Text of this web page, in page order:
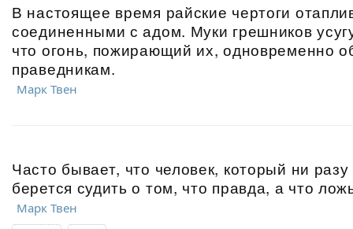
В настоящее время райские чертоги
соединенными с адом. Муки грешников
что огонь, пожирающий их, одновременно
праведникам.
Марк Твен
Часто бывает, что человек, который ни
берется судить о том, что правда, а что
Марк Твен